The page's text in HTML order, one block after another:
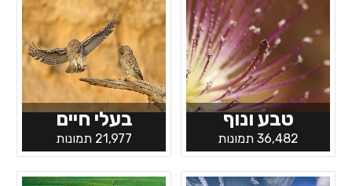
טבע ונוף
36,482 תמונות
בעלי חיים
21,977 תמונות